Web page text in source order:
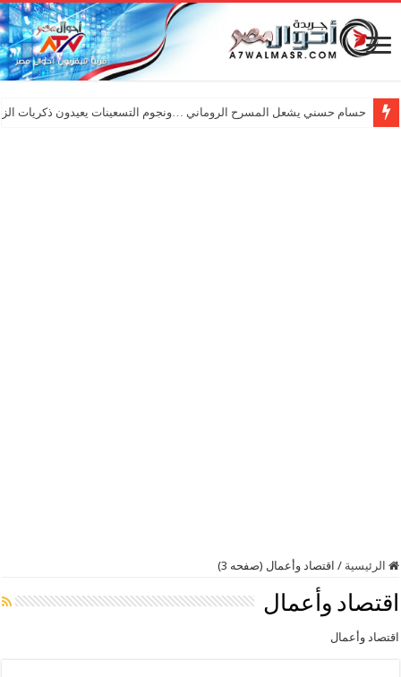
حسام حسني يشعل المسرح الروماني …ونجوم التسعينات يعيدون ذكريات
الرئيسية / اقتصاد وأعمال (صفحه 3)
اقتصاد وأعمال
اقتصاد وأعمال